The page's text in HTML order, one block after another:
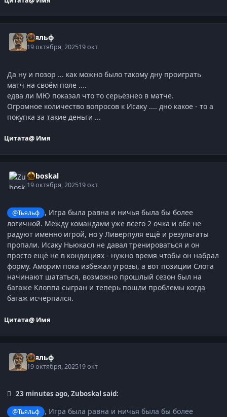
Тьяльф
19 октября, 202519 окт
Да ну и позор ... как можно было такому дну проиграть
матч на своём поле ....
едва ли МЮ показал что то серьёзнео в матче.
Огромное количество вопросов к Исаку .... дно какое - то а
покупка за такие деньги ...
Цитата@ Имя
Zuboskal
19 октября, 202519 окт
@Тьяльф
, Игра была равна и ничья была бы более
логичной. Между командами уже всего 2 очка и обе не
радуют именно игрой, но у Ливерпуля ещё и результаты
пропали. Исаку Ньюкасл не давал тренироваться и он
просто ещё не в кондициях - нужно время чтобы он набрал
форму. Аморим пока избежал угрозы, а вот позиции Слота
начинают шататься, возможно прошлый сезон был на
багаже Клоппа сыгран и теперь пошли проблемы когда
багаж исчерпался.
Цитата@ Имя
Тьяльф
19 октября, 202519 окт
23 minutes ago, Zuboskal said:
@Тьяльф
, Игра была равна и ничья была бы более